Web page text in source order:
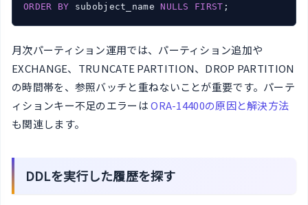
ORDER
BY subobject_name NULLS FIRST ;
月次パーティション運用では、パーティション追加や
EXCHANGE、TRUNCATE PARTITION、DROP PARTITION
の時間帯を、参照バッチと重ねないことが重要です。パーテ
ィションキー不足のエラーはORA-14400の原因と解決方法
も関連します。
DDLを実行した履歴を探す